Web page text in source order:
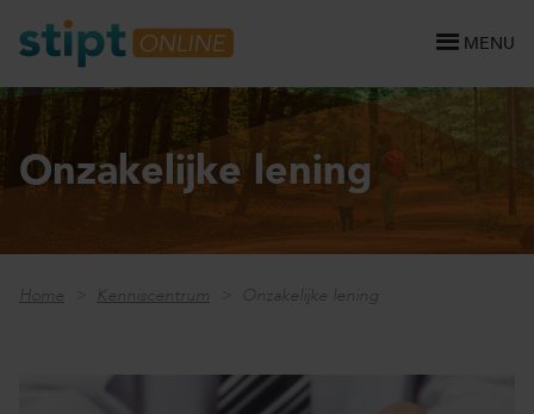
MENU
Onzakelijke lening
Home Kenniscentrum Onzakelijke lening